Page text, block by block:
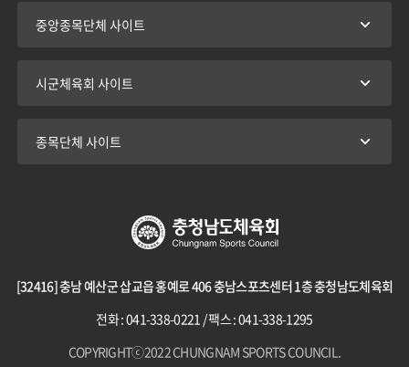
중앙종목단체 사이트
시군체육회 사이트
종목단체 사이트
[32416] 충남 예산군 삽교읍 홍예로 406 충남스포츠센터 1층 충청남도체육회
전화 : 041-338-0221 / 팩스 : 041-338-1295
COPYRIGHTⓒ2022 CHUNGNAM SPORTS COUNCIL.